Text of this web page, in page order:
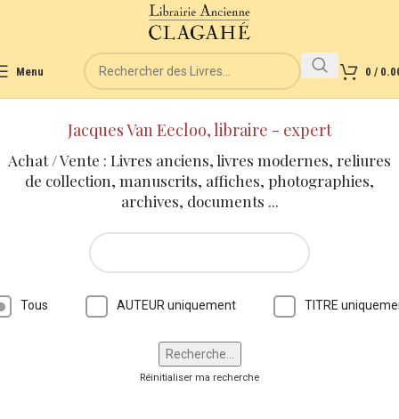
Menu 0 /
Jacques Van Eecloo, libraire - expert
Achat / Vente : Livres anciens, livres modernes, reliures
de collection, manuscrits, affiches, photographies,
archives, documents ...
Tous AUTEUR uniquement TITRE
Réinitialiser ma recherche